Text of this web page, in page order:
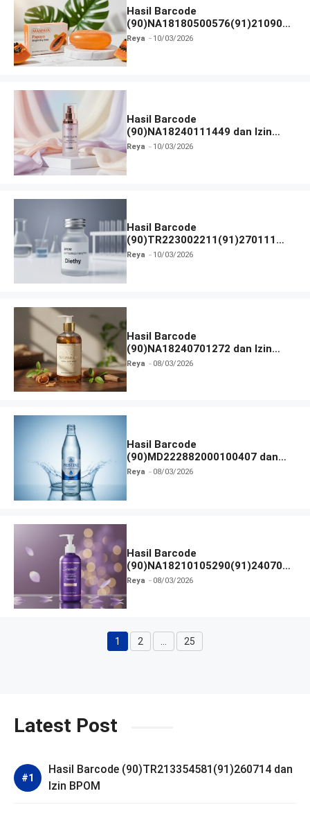
Hasil Barcode
(90)NA18180500576(91)210906
dan Izin BPOM
Reya 10/03/2026
Hasil Barcode
(90)NA18240111449 dan Izin
BPOM
Reya 10/03/2026
Hasil Barcode
(90)TR223002211(91)270111
dan Izin BPOM
Reya 10/03/2026
Hasil Barcode
(90)NA18240701272 dan Izin
BPOM
Reya 08/03/2026
Hasil Barcode
(90)MD222882000100407 dan
Izin BPOM
Reya 08/03/2026
Hasil Barcode
(90)NA18210105290(91)240703
dan Izin BPOM
Reya 08/03/2026
Halaman
1 Halaman
2 … Halaman
25
Latest Post
Hasil Barcode (90)TR213354581(91)260714 dan
Izin BPOM